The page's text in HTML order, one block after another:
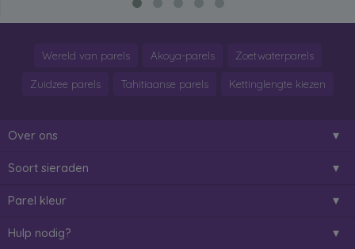
Wereld van parels Akoya-parels Zoetwaterparels
Zuidzee parels Tahitiaanse parels Kettinglengte kiezen
Over ons
Soort sieraden
Parel kleur
Hulp nodig?